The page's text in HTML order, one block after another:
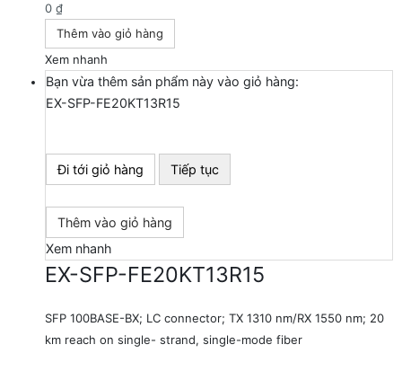
0 ₫
Thêm vào giỏ hàng
Xem nhanh
Bạn vừa thêm sản phẩm này vào giỏ hàng:
EX-SFP-FE20KT13R15
Đi tới giỏ hàng Tiếp tục
Thêm vào giỏ hàng
Xem nhanh
EX-SFP-FE20KT13R15
SFP 100BASE-BX; LC connector; TX 1310 nm/RX 1550 nm; 20
km reach on single- strand, single-mode fiber